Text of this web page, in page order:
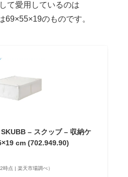
て愛用しているのは
69×55×19のものです。
SKUBB – スクッブ – 収納ケ
cm (702.949.90)
時点 | 楽天市場調べ）